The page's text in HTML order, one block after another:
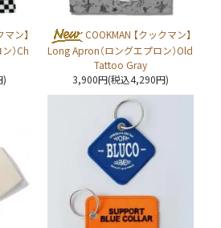
ン】
）Ch
)
COOKMAN 【クックマン】
Long Apron（ロングエプロン）Old
Tattoo Gray
3,900円(税込4,290円)